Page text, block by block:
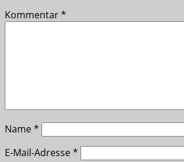
Kommentar*
Name*
E-Mail-Adresse*